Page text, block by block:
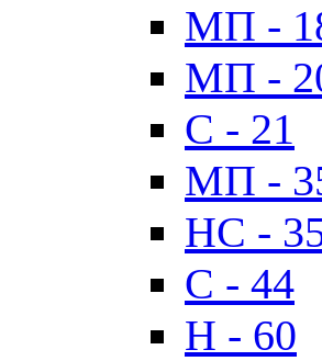
МП -
МП -
C - 21
МП -
HC -
C - 44
H - 60